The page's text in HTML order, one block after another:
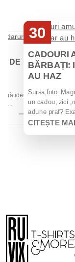
DE
idei
la...
30
CADOURI
BĂRBAȚI:
AU HAZ
Sursa foto:
un cadou, zici
adune praf?
CITEȘTE